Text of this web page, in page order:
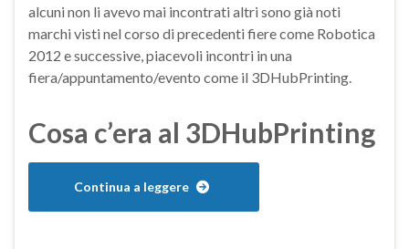
alcuni non li avevo mai incontrati altri sono già noti
marchi visti nel corso di precedenti fiere come Robotica
2012 e successive, piacevoli incontri in una
fiera/appuntamento/evento come il 3DHubPrinting.
Cosa c’era al 3DHubPrinting
Continua a leggere